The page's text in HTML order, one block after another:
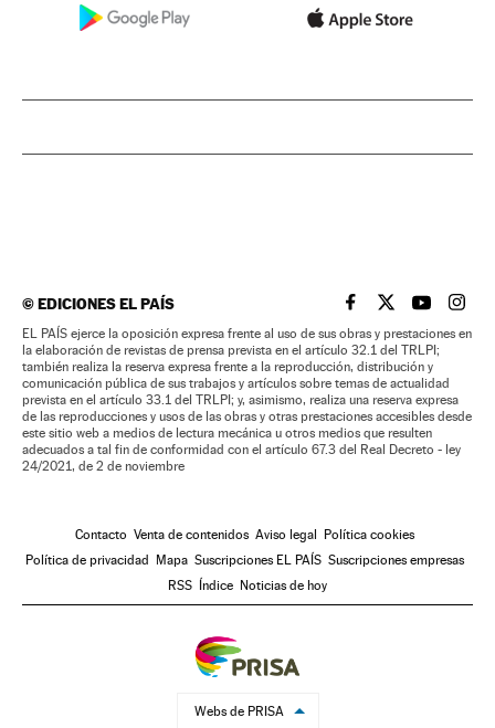
©EDICIONES EL PAÍS EL PAÍS BRASIL EN
EL PAÍSEL PAÍS
EL
EL PAÍS ejerce la oposición expresa frente al uso de sus obras y prestaciones en
la elaboración de revistas de prensa prevista en el artículo 32.1 del TRLPI;
también realiza la reserva expresa frente a la reproducción, distribución y
comunicación pública de sus trabajos y artículos sobre temas de actualidad
prevista en el artículo 33.1 del TRLPI; y, asimismo, realiza una reserva expresa
de las reproducciones y usos de las obras y otras prestaciones accesibles desde
este sitio web a medios de lectura mecánica u otros medios que resulten
adecuados a tal fin de conformidad con el artículo 67.3 del Real Decreto - ley
24/2021, de 2 de noviembre
Contacto Venta de contenidos Aviso legal Política cookies
Política de privacidad Mapa Suscripciones EL PAÍS Suscripciones empresas
RSS Índice Noticias de hoy
Webs de PRISA